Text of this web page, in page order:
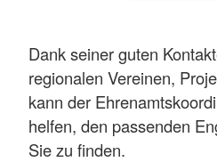
Dank seiner guten
regionalen Vereinen,
kann der
helfen, den passenden
Sie zu finden.